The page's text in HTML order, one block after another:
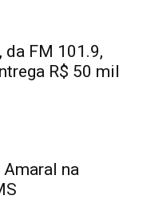
da FM 101.9,
R$ 50 mil
na